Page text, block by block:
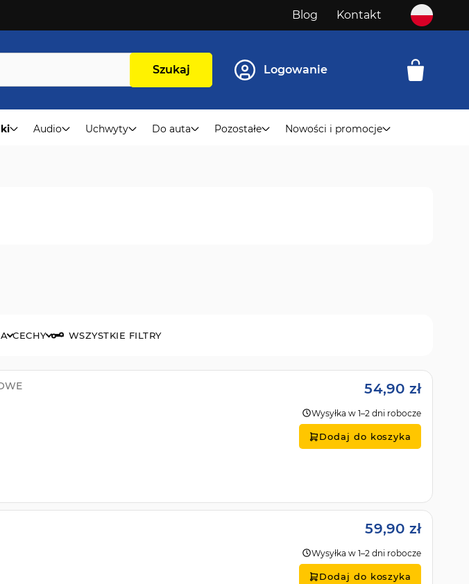
Blog Kontakt
Szukaj Logowanie
Audio Uchwyty Do auta Pozostałe Nowości i promocje
CECHY WSZYSTKIE FILTRY
54,90 zł
Wysyłka w 1–2 dni robocze
Dodaj do koszyka
59,90 zł
Wysyłka w 1–2 dni robocze
Dodaj do koszyka